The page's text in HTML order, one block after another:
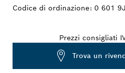
Codice di ordinazione: 0 601
Prezzi consigliati
Trova un